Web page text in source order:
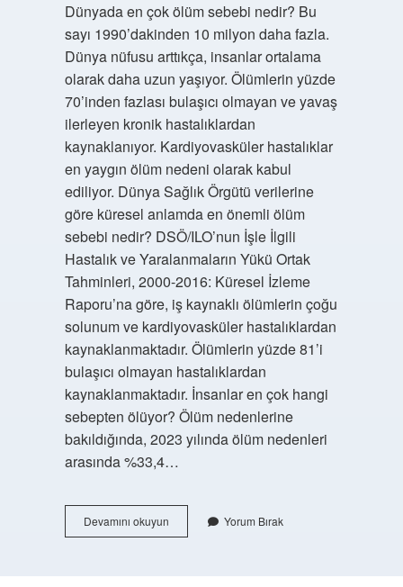
Dünyada en çok ölüm sebebi nedir? Bu
sayı 1990’dakinden 10 milyon daha fazla.
Dünya nüfusu arttıkça, insanlar ortalama
olarak daha uzun yaşıyor. Ölümlerin yüzde
70’inden fazlası bulaşıcı olmayan ve yavaş
ilerleyen kronik hastalıklardan
kaynaklanıyor. Kardiyovasküler hastalıklar
en yaygın ölüm nedeni olarak kabul
ediliyor. Dünya Sağlık Örgütü verilerine
göre küresel anlamda en önemli ölüm
sebebi nedir? DSÖ/ILO’nun İşle İlgili
Hastalık ve Yaralanmaların Yükü Ortak
Tahminleri, 2000-2016: Küresel İzleme
Raporu’na göre, iş kaynaklı ölümlerin çoğu
solunum ve kardiyovasküler hastalıklardan
kaynaklanmaktadır. Ölümlerin yüzde 81’i
bulaşıcı olmayan hastalıklardan
kaynaklanmaktadır. İnsanlar en çok hangi
sebepten ölüyor? Ölüm nedenlerine
bakıldığında, 2023 yılında ölüm nedenleri
arasında %33,4…
Devamını okuyunDünya
Sağlık
Yorum Bırak